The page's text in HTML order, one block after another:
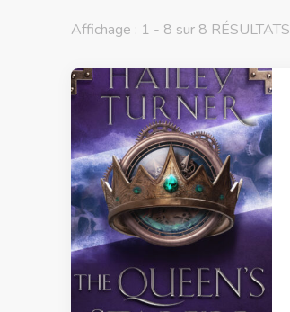
Affichage : 1 - 8 sur 8 RÉSULTATS